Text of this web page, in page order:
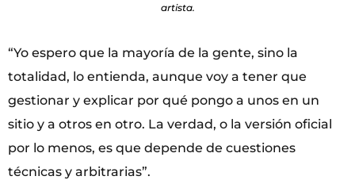
artista.
“Yo espero que la mayoría de la gente, sino la
totalidad, lo entienda, aunque voy a tener que
gestionar y explicar por qué pongo a unos en un
sitio y a otros en otro. La verdad, o la versión oficial
por lo menos, es que depende de cuestiones
técnicas y arbitrarias”.